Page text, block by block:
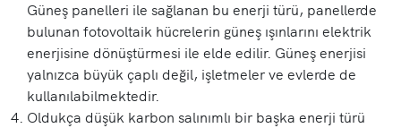
Güneş panelleri ile sağlanan bu enerji türü, panellerde
bulunan fotovoltaik hücrelerin güneş ışınlarını elektrik
enerjisine dönüştürmesi ile elde edilir. Güneş enerjisi
yalnızca büyük çaplı değil, işletmeler ve evlerde de
kullanılabilmektedir.
Oldukça düşük karbon salınımlı bir başka enerji türü